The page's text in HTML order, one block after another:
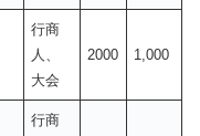
行商
人、
大会
2000 1,000
行商